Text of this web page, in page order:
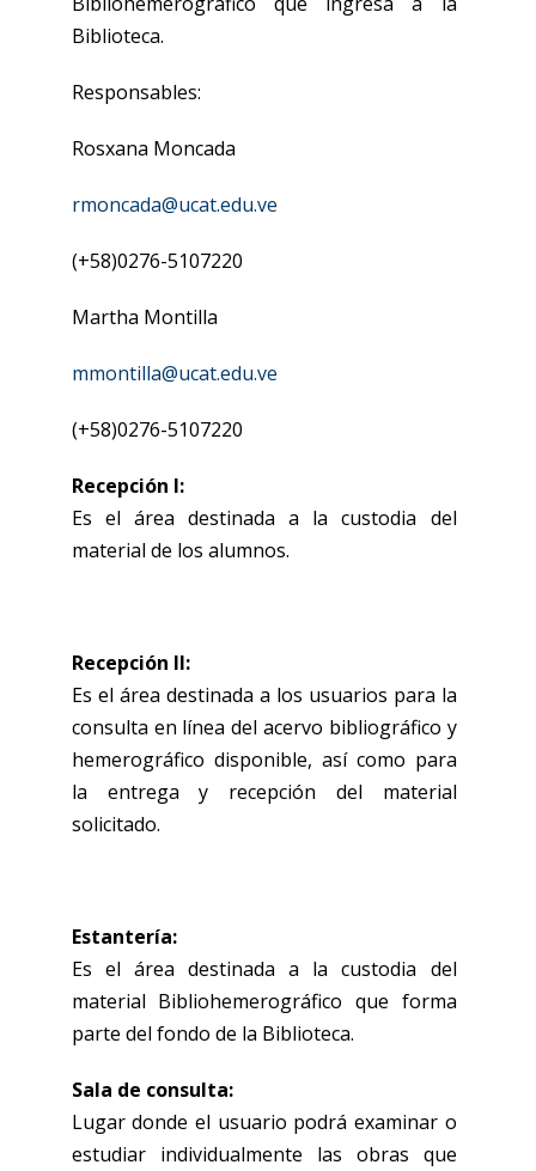
Biblioteca.
Responsables:
Rosxana Moncada
rmoncada@ucat.edu.ve
(+58)0276-5107220
Martha Montilla
mmontilla@ucat.edu.ve
(+58)0276-5107220
Recepción I:
Es el área destinada a la custodia del
material de los alumnos.
Recepción II:
Es el área destinada a los usuarios para la
consulta en línea del acervo bibliográfico y
hemerográfico disponible, así como para
la entrega y recepción del material
solicitado.
Estantería:
Es el área destinada a la custodia del
material Bibliohemerográfico que forma
parte del fondo de la Biblioteca.
Sala de consulta:
Lugar donde el usuario podrá examinar o
estudiar individualmente las obras que